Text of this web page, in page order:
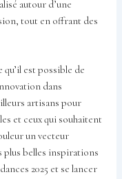
autour d’une
tout en offrant des
est possible de
dans
artisans pour
et ceux qui souhaitent
un vecteur
belles inspirations
2025 et se lancer